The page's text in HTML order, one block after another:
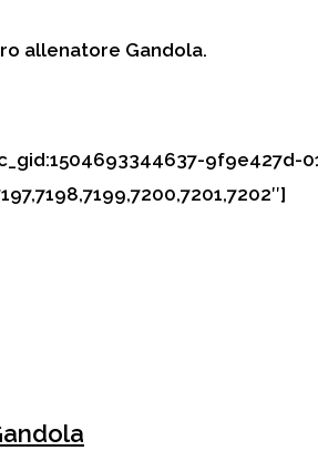
allenatore Gandola.
9f9e427d-